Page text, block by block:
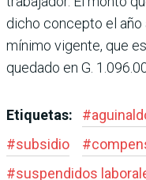
dicho concepto el año
mínimo vigente, que
quedado en G.
Etiquetas: #
#subsidio #
#suspendidos